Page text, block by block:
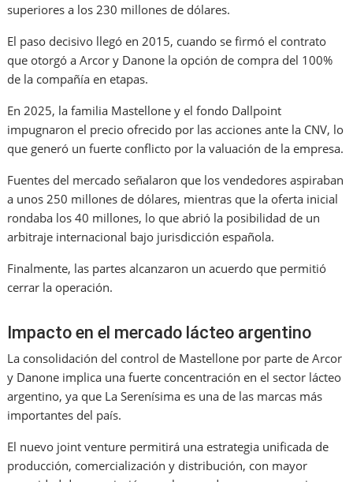
superiores a los 230 millones de dólares.
El paso decisivo llegó en 2015, cuando se firmó el contrato
que otorgó a Arcor y Danone la opción de compra del 100%
de la compañía en etapas.
En 2025, la familia Mastellone y el fondo Dallpoint
impugnaron el precio ofrecido por las acciones ante la CNV, lo
que generó un fuerte conflicto por la valuación de la empresa.
Fuentes del mercado señalaron que los vendedores aspiraban
a unos 250 millones de dólares, mientras que la oferta inicial
rondaba los 40 millones, lo que abrió la posibilidad de un
arbitraje internacional bajo jurisdicción española.
Finalmente, las partes alcanzaron un acuerdo que permitió
cerrar la operación.
Impacto en el mercado lácteo argentino
La consolidación del control de Mastellone por parte de Arcor
y Danone implica una fuerte concentración en el sector lácteo
argentino, ya que La Serenísima es una de las marcas más
importantes del país.
El nuevo joint venture permitirá una estrategia unificada de
producción, comercialización y distribución, con mayor